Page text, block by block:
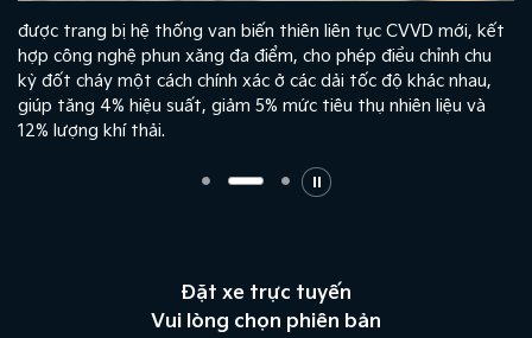
được trang bị hệ thống van biến thiên liên tục CVVD mới, kết
hợp công nghệ phun xăng đa điểm, cho phép điều chỉnh chu
kỳ đốt cháy một cách chính xác ở các dải tốc độ khác nhau,
giúp tăng 4% hiệu suất, giảm 5% mức tiêu thụ nhiên liệu và
12% lượng khí thải.
Đặt xe trực tuyến
Vui lòng chọn phiên bản